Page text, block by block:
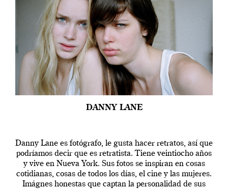
DANNY LANE
Danny Lane es fotógrafo, le gusta hacer retratos, así que
podríamos decir que es retratista. Tiene veintiocho años
y vive en Nueva York. Sus fotos se inspiran en cosas
cotidianas, cosas de todos los días, el cine y las mujeres.
Imágnes honestas que captan la personalidad de sus